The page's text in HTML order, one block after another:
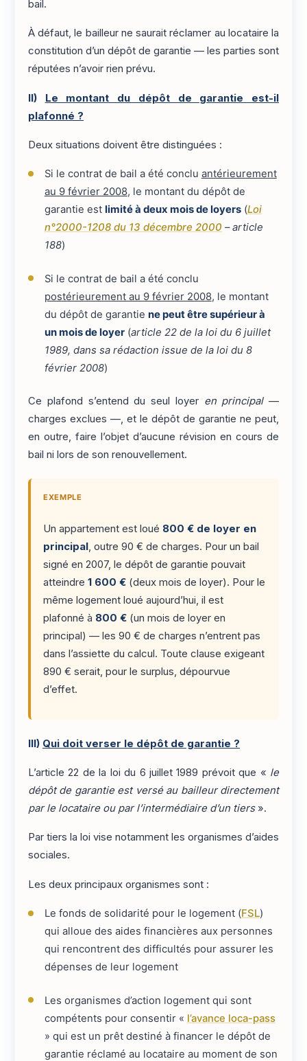
bail.
À défaut, le bailleur ne saurait réclamer au locataire la
constitution d’un dépôt de garantie — les parties sont
réputées n’avoir rien prévu.
II) Le montant du dépôt de garantie est-il
plafonné ?
Deux situations doivent être distinguées :
Si le contrat de bail a été conclu antérieurement
au 9 février 2008, le montant du dépôt de
garantie est limité à deux mois de loyers(Loi
n°2000-1208 du 13 décembre 2000 – article
188)
Si le contrat de bail a été conclu
postérieurement au 9 février 2008, le montant
du dépôt de garantie ne peut être supérieur à
un mois de loyer(article 22 de la loi du 6 juillet
1989, dans sa rédaction issue de la loi du 8
février 2008)
Ce plafond s’entend du seul loyer en principal—
charges exclues —, et le dépôt de garantie ne peut,
en outre, faire l’objet d’aucune révision en cours de
bail ni lors de son renouvellement.
EXEMPLE
Un appartement est loué 800 € de loyer en
principal , outre 90 € de charges. Pour un bail
signé en 2007, le dépôt de garantie pouvait
atteindre 1 600 € (deux mois de loyer). Pour le
même logement loué aujourd’hui, il est
plafonné à 800 € (un mois de loyer en
principal) — les 90 € de charges n’entrent pas
dans l’assiette du calcul. Toute clause exigeant
890 € serait, pour le surplus, dépourvue
d’effet.
III) Qui doit verser le dépôt de garantie ?
L’article 22 de la loi du 6 juillet 1989 prévoit que « le
dépôt de garantie est versé au bailleur directement
par le locataire ou par l’intermédiaire d’un tiers».
Par tiers la loi vise notamment les organismes d’aides
sociales.
Les deux principaux organismes sont :
Le fonds de solidarité pour le logement (FSL)
qui alloue des aides financières aux personnes
qui rencontrent des difficultés pour assurer les
dépenses de leur logement
Les organismes d’action logement qui sont
compétents pour consentir « l’avance loca-pass
» qui est un prêt destiné à financer le dépôt de
garantie réclamé au locataire au moment de son